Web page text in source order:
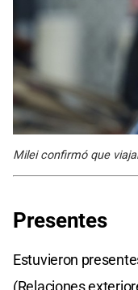
Milei confirmó que
Presentes
Estuvieron
(Relaciones